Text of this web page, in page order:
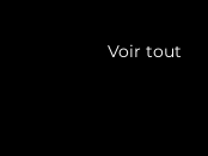
Voir tout